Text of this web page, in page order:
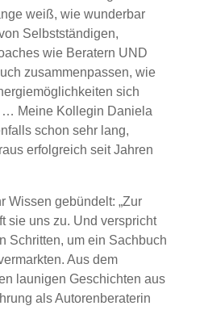
weiß, wie wunderbar
Selbstständigen,
wie Beratern UND
zusammenpassen, wie
sich
Meine Kollegin Daniela
schon sehr lang,
erfolgreich seit Jahren
Wissen gebündelt: „Zur
sie uns zu. Und verspricht
Schritten, um ein Sachbuch
Aus dem
launigen Geschichten aus
als Autorenberaterin